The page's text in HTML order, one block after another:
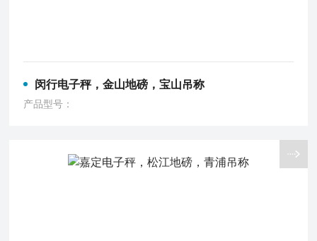
闵行电子秤，金山地磅，宝山吊称
产品型号：